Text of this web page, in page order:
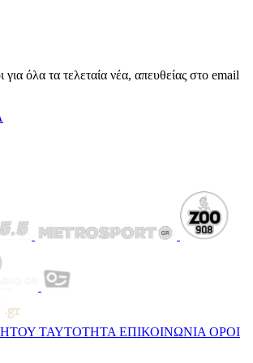
όλα τα τελεταία νέα, απευθείας στο email
ΤΑΥΤΟΤΗΤΑ ΕΠΙΚΟΙΝΩΝΙΑ ΟΡΟΙ